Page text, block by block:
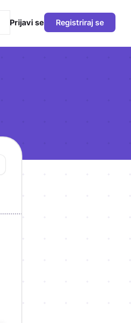
Prijavi se Registriraj se